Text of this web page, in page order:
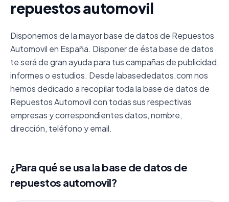
repuestos automovil
Disponemos de la mayor base de datos de Repuestos
Automovil en España. Disponer de ésta base de datos
te será de gran ayuda para tus campañas de publicidad,
informes o estudios. Desde labasededatos.com nos
hemos dedicado a recopilar toda la base de datos de
Repuestos Automovil con todas sus respectivas
empresas y correspondientes datos, nombre,
dirección, teléfono y email.
¿Para qué se usa la base de datos de
repuestos automovil?